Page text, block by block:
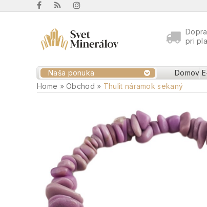
pri
Naša ponuka Domov
Home »Obchod » Thulit náramok sekaný